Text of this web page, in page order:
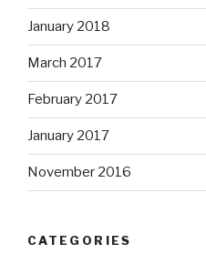
January 2018
March 2017
February 2017
January 2017
November 2016
CATEGORIES